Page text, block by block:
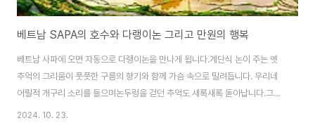
베트남 SAPA의 호수와 다랭이논 그리고 만원의 행복
베트남 사파에 오면 자동으로 다랭이논을 만나게 됩니다.계단식 논이 주는 옛
추억의 그리움이 풋풋한 구름의 향기와 함께 가슴 속으로 밀려듭니다. 우리네
어릴적 개구리 소리를 들으며논두렁을 걷던 추억도 새록새록 돋아납니다.그리
고, 사파의 호수도 그 한몫을 단단히 하는데더욱 사파가 정겨운 것은 만원으로
2024. 10. 23.